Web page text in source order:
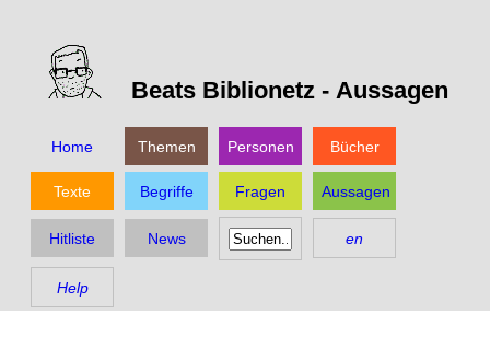
Beats Biblionetz - Aussagen
Home Themen Personen Bücher
Texte Begriffe Fragen Aussagen
Hitliste News en
Help